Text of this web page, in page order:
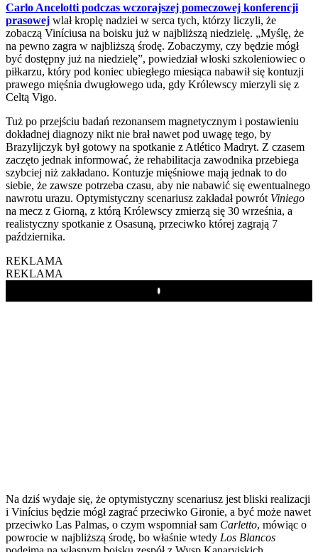
Carlo Ancelotti podczas wczorajszej pomeczowej konferencji
prasowej wlał kroplę nadziei w serca tych, którzy liczyli, że
zobaczą Viníciusa na boisku już w najbliższą niedzielę. „Myślę, że
na pewno zagra w najbliższą środę. Zobaczymy, czy będzie mógł
być dostępny już na niedzielę”, powiedział włoski szkoleniowiec o
piłkarzu, który pod koniec ubiegłego miesiąca nabawił się kontuzji
prawego mięśnia dwugłowego uda, gdy Królewscy mierzyli się z
Celtą Vigo.
Tuż po przejściu badań rezonansem magnetycznym i postawieniu
dokładnej diagnozy nikt nie brał nawet pod uwagę tego, by
Brazylijczyk był gotowy na spotkanie z Atlético Madryt. Z czasem
zaczęto jednak informować, że rehabilitacja zawodnika przebiega
szybciej niż zakładano. Kontuzje mięśniowe mają jednak to do
siebie, że zawsze potrzeba czasu, aby nie nabawić się ewentualnego
nawrotu urazu. Optymistyczny scenariusz zakładał powrót Viniego
na mecz z Giorną, z którą Królewscy zmierzą się 30 września, a
realistyczny spotkanie z Osasuną, przeciwko której zagrają 7
października.
REKLAMA
REKLAMA
Play
Na dziś wydaje się, że optymistyczny scenariusz jest bliski realizacji
i Vinícius będzie mógł zagrać przeciwko Gironie, a być może nawet
przeciwko Las Palmas, o czym wspomniał sam Carletto, mówiąc o
powrocie w najbliższą środę, bo właśnie wtedy Los Blancos